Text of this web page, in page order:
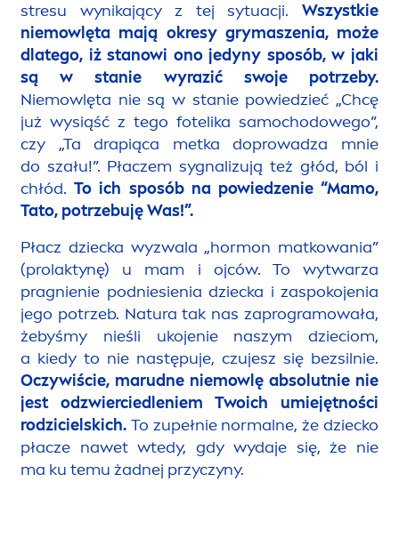
stresu wynikający z tej sytuacji. Wszystkie
niemowlęta mają okresy grymaszenia, może
dlatego, iż stanowi ono jedyny sposób, w jaki
są w stanie wyrazić swoje potrzeby.
Niemowlęta nie są w stanie powiedzieć „Chcę
już wysiąść z tego fotelika samochodowego”,
czy „Ta drapiąca metka doprowadza mnie
do szału!”. Płaczem sygnalizują też głód, ból i
chłód.To ich sposób na powiedzenie “Mamo,
Tato, potrzebuję Was!”.
Płacz dziecka wyzwala „hormon matkowania”
(prolaktynę) u mam i ojców. To wytwarza
pragnienie podniesienia dziecka i zaspokojenia
jego potrzeb. Natura tak nas zaprogramowała,
żebyśmy nieśli ukojenie naszym dzieciom,
a kiedy to nie następuje, czujesz się bezsilnie.
Oczywiście, marudne niemowlę absolutnie nie
jest odzwierciedleniem Twoich umiejętności
rodzicielskich. To zupełnie normalne, że dziecko
płacze nawet wtedy, gdy wydaje się, że nie
ma ku temu żadnej przyczyny.